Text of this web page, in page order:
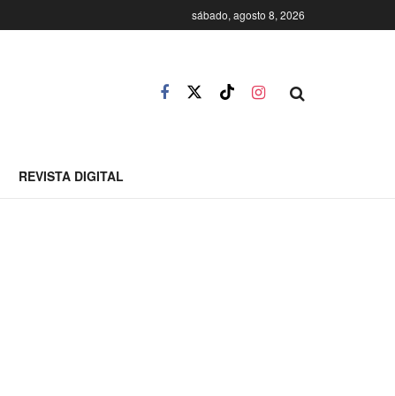
sábado, agosto 8, 2026
REVISTA DIGITAL